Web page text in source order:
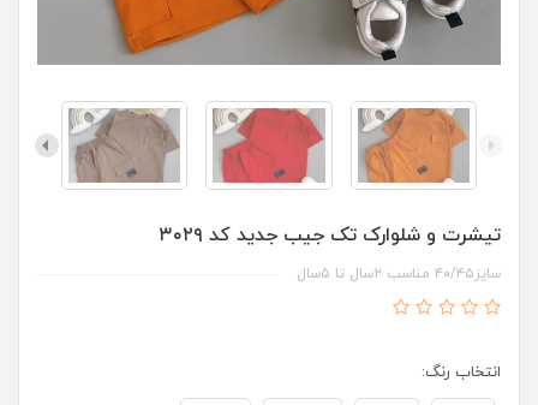
تیشرت و شلوارک تک جیب جدید کد ۳۰۲۹
سایز۴۰/۴۵ مناسب ۲سال تا ۵سال
انتخاب رنگ: